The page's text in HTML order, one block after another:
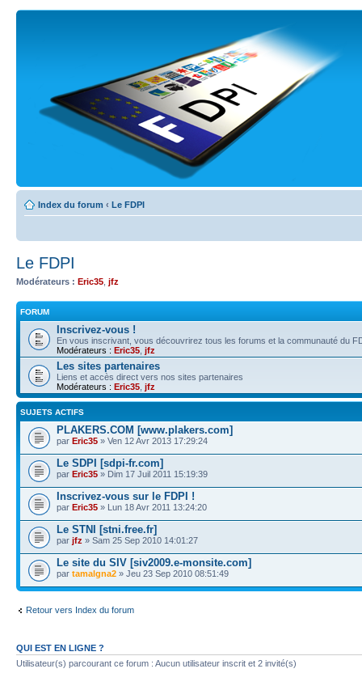
Index du forum ‹ Le FDPI
Le FDPI
Modérateurs : Eric35 jfz
FORUM
Inscrivez-vous !
En vous inscrivant, vous découvrirez tous les forums et la communauté du
Modérateurs : Eric35 jfz
Les sites partenaires
Liens et accès direct vers nos sites partenaires
Modérateurs : Eric35 jfz
SUJETS ACTIFS
PLAKERS.COM [www.plakers.com]
par Eric35 » Ven 12 Avr 2013 17:29:24
Le SDPI [sdpi-fr.com]
par Eric35 » Dim 17 Juil 2011 15:19:39
Inscrivez-vous sur le FDPI !
par Eric35 » Lun 18 Avr 2011 13:24:20
Le STNI [stni.free.fr]
par jfz » Sam 25 Sep 2010 14:01:27
Le site du SIV [siv2009.e-monsite.com]
par tamalgna2 » Jeu 23 Sep 2010 08:51:49
Retour vers Index du forum
QUI EST EN LIGNE ?
Utilisateur(s) parcourant ce forum : Aucun utilisateur inscrit et 2 invité(s)